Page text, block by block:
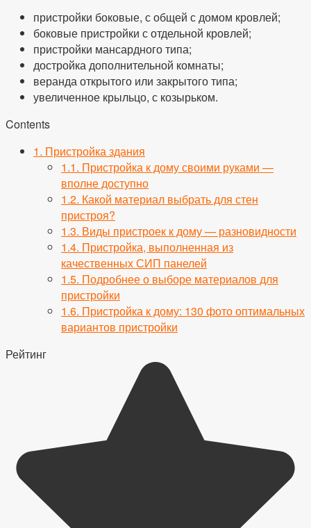
пристройки боковые, с общей с домом кровлей;
боковые пристройки с отдельной кровлей;
пристройки мансардного типа;
достройка дополнительной комнаты;
веранда открытого или закрытого типа;
увеличенное крыльцо, с козырьком.
Contents
1. Пристройка здания
1.1. Пристройка к дому своими руками —
вполне доступно
1.2. Какой материал выбрать для стен
пристроя?
1.3. Виды пристроек к дому — разновидности
1.4. Пристройка, выполненная из
качественных СИП панелей
1.5. Подробнее о выборе материалов для
пристройки
1.6. Пристройка к дому: 130 фото оптимальных
вариантов пристройки
Рейтинг